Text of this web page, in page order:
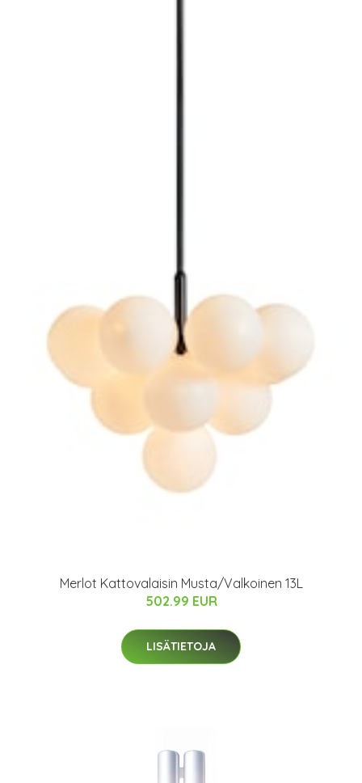
Merlot Kattovalaisin Musta/Valkoinen 13L
502.99 EUR
LISÄTIETOJA